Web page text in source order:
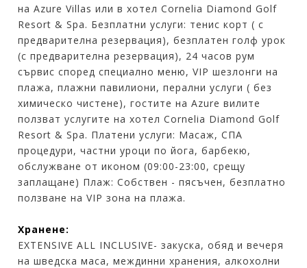
на Azure Villas или в хотел Cornelia Diamond Golf
Resort & Spa. Безплатни услуги: тенис корт ( с
предварителна резервация), безплатен голф урок
(с предварителна резервация), 24 часов рум
сървис според специално меню, VIP шезлонги на
плажа, плажни павилиони, перални услуги ( без
химическо чистене), гостите на Azure вилите
ползват услугите на хотел Cornelia Diamond Golf
Resort & Spa. Платени услуги: Масаж, СПА
процедури, частни уроци по йога, барбекю,
обслужване от иконом (09:00-23:00, срещу
заплащане) Плаж: Собствен - пясъчен, безплатно
ползване на VIP зона на плажа.
Хранене:
EXTENSIVE ALL INCLUSIVE- закуска, обяд и вечеря
на шведска маса, междинни хранения, алкохолни